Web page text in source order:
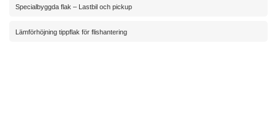
Specialbyggda flak – Lastbil och pickup
Lämförhöjning tippflak för flishantering